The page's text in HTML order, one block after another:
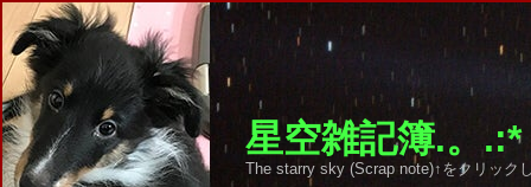
星空雑記簿.。
The starry sky (Scrap note)↑をクリック